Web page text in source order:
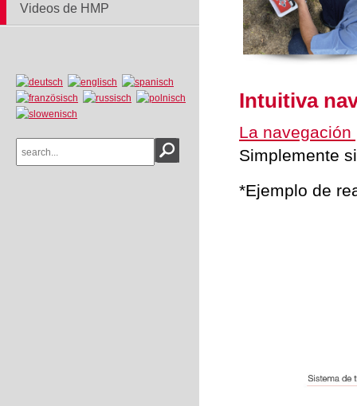
Videos de HMP
Intuitiva
La navegación
Simplemente
*Ejemplo de